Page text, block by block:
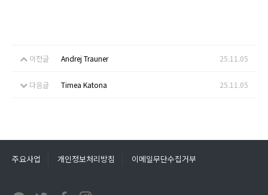
이전글 Andrej Trauner 25.11.05
다음글 Timea Katona 25.11.05
주요사업 개인정보처리방침 이메일무단수집거부